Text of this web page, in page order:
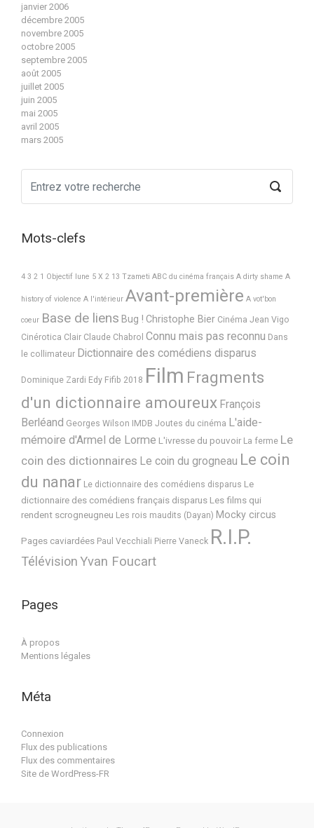
janvier 2006
décembre 2005
novembre 2005
octobre 2005
septembre 2005
août 2005
juillet 2005
juin 2005
mai 2005
avril 2005
mars 2005
Mots-clefs
4 3 2 1 Objectif lune 5 X 2 13 Tzameti ABC du cinéma français A dirty shame A
history of violence A l'intérieur Avant-première A vot'bon
coeur Base de liens Bug ! Christophe Bier Cinéma Jean Vigo
Cinérotica Clair Claude Chabrol Connu mais pas reconnu Dans
le collimateur Dictionnaire des comédiens disparus
Dominique Zardi Edy Fifib 2018 Film Fragments
d'un dictionnaire amoureux François
Berléand Georges Wilson IMDB Joutes du cinéma L'aide-
mémoire d'Armel de Lorme L'ivresse du pouvoir La ferme Le
coin des dictionnaires Le coin du grogneau Le coin
du nanar Le dictionnaire des comédiens disparus Le
dictionnaire des comédiens français disparus Les films qui
rendent scrogneugneu Les rois maudits (Dayan) Mocky circus
Pages caviardées Paul Vecchiali Pierre Vaneck R.I.P.
TélévisionYvan Foucart
Pages
À propos
Mentions légales
Méta
Connexion
Flux des publications
Flux des commentaires
Site de WordPress-FR